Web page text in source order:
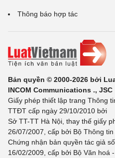
Thông báo hợp tác
Bản quyền © 2000-2026 bởi
INCOM Communications ., JSC
Giấy phép thiết lập trang Thông
TTĐT cấp ngày 29/10/2010 bởi
Sở TT-TT Hà Nội, thay thế giấy
26/07/2007, cấp bởi Bộ Thông
Chứng nhận bản quyền tác giả
16/02/2009, cấp bởi Bộ Văn hoá